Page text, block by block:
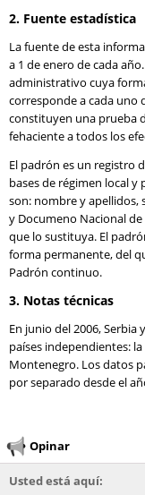
2. Fuente estadística
La fuente de esta
a 1 de enero de cada
administrativo cuya
corresponde a cada uno
constituyen una prueba
fehaciente a todos los
El padrón es un registro
bases de régimen local
son: nombre y apellidos,
y Documeno Nacional
que lo sustituya. El
forma permanente, del
Padrón continuo.
3. Notas técnicas
En junio del 2006,
países independientes:
Montenegro. Los datos
por separado desde el
Opinar
Usted está aquí: